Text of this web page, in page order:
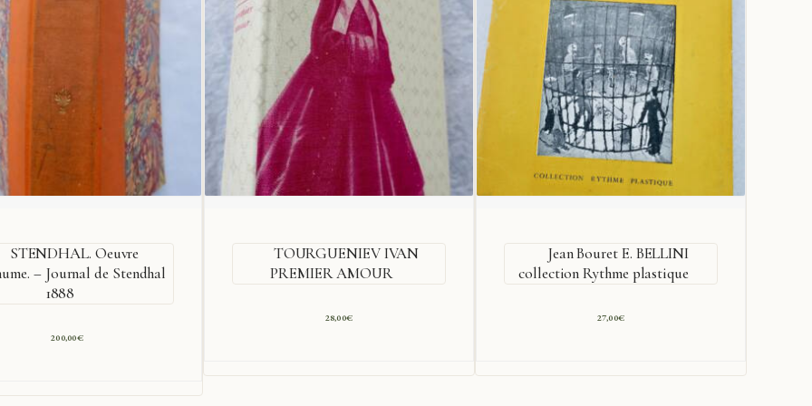
STENDHAL. Oeuvre
– Journal de Stendhal
1888
200,00€
TOURGUENIEV IVAN
PREMIER AMOUR
28,00€
Jean Bouret E. BELLINI
collection Rythme plastique
27,00€